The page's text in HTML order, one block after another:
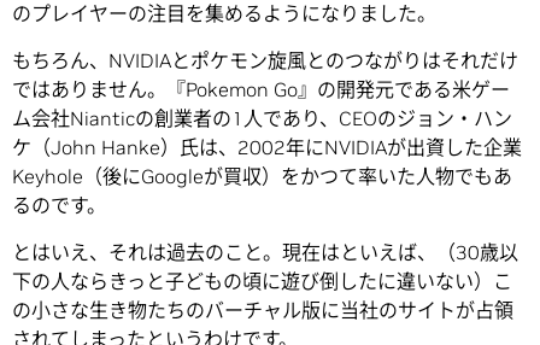
のプレイヤーの注目を集めるようになりました。
もちろん、NVIDIAとポケモン旋風とのつながりはそれだけ
ではありません。『Pokemon Go』の開発元である米ゲー
ム会社Nianticの創業者の1人であり、CEOのジョン・ハン
ケ（John Hanke）氏は、2002年にNVIDIAが出資した企業
Keyhole（後にGoogleが買収）をかつて率いた人物でもあ
るのです。
とはいえ、それは過去のこと。現在はといえば、（30歳以
下の人ならきっと子どもの頃に遊び倒したに違いない）こ
の小さな生き物たちのバーチャル版に当社のサイトが占領
されてしまったというわけです。